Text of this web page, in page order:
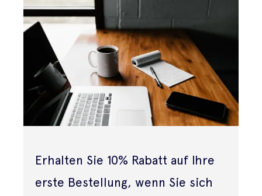
Erhalten Sie 10% Rabatt auf Ihre
erste Bestellung, wenn Sie sich